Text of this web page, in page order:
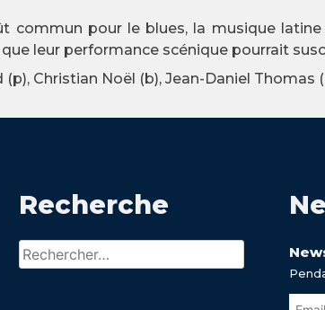
pour le blues, la musique
leur performance scénique pourrait
Christian Noël (b), Jean-Daniel Thomas
Recherche
Rechercher :